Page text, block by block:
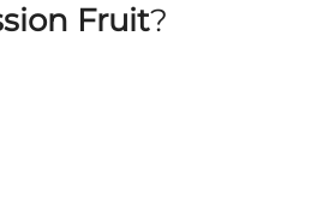
Fruit?